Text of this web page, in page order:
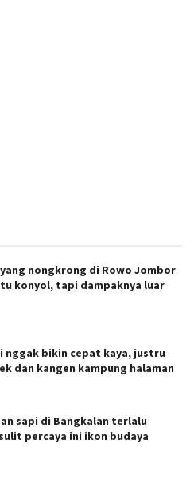
nongkrong di Rowo Jombor
konyol, tapi dampaknya luar
nggak bikin cepat kaya, justru
dan kangen kampung halaman
sapi di Bangkalan terlalu
percaya ini ikon budaya